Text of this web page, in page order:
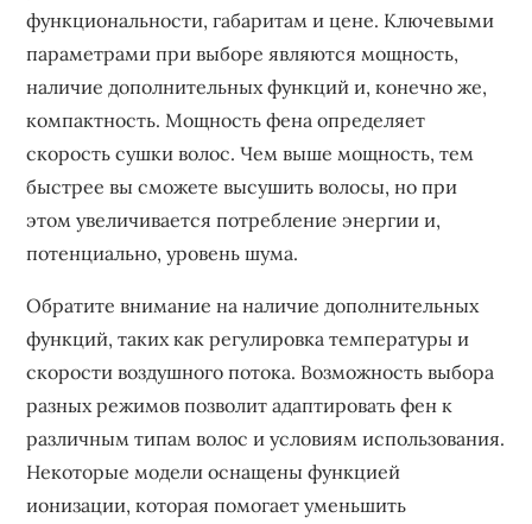
функциональности, габаритам и цене. Ключевыми
параметрами при выборе являются мощность,
наличие дополнительных функций и, конечно же,
компактность. Мощность фена определяет
скорость сушки волос. Чем выше мощность, тем
быстрее вы сможете высушить волосы, но при
этом увеличивается потребление энергии и,
потенциально, уровень шума.
Обратите внимание на наличие дополнительных
функций, таких как регулировка температуры и
скорости воздушного потока. Возможность выбора
разных режимов позволит адаптировать фен к
различным типам волос и условиям использования.
Некоторые модели оснащены функцией
ионизации, которая помогает уменьшить